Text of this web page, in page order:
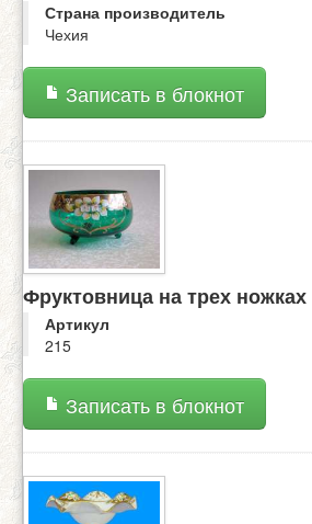
Страна производитель
Чехия
Записать в блокнот
Фруктовница на трех ножках
Артикул
215
Записать в блокнот